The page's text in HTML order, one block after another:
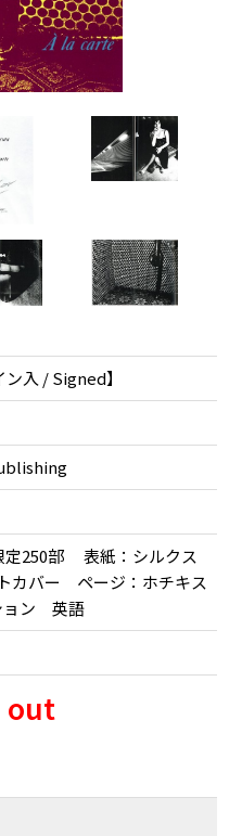
入 / Signed】
250部 表紙：シルクス
カバー ページ：ホチキス
ョン 英語
out